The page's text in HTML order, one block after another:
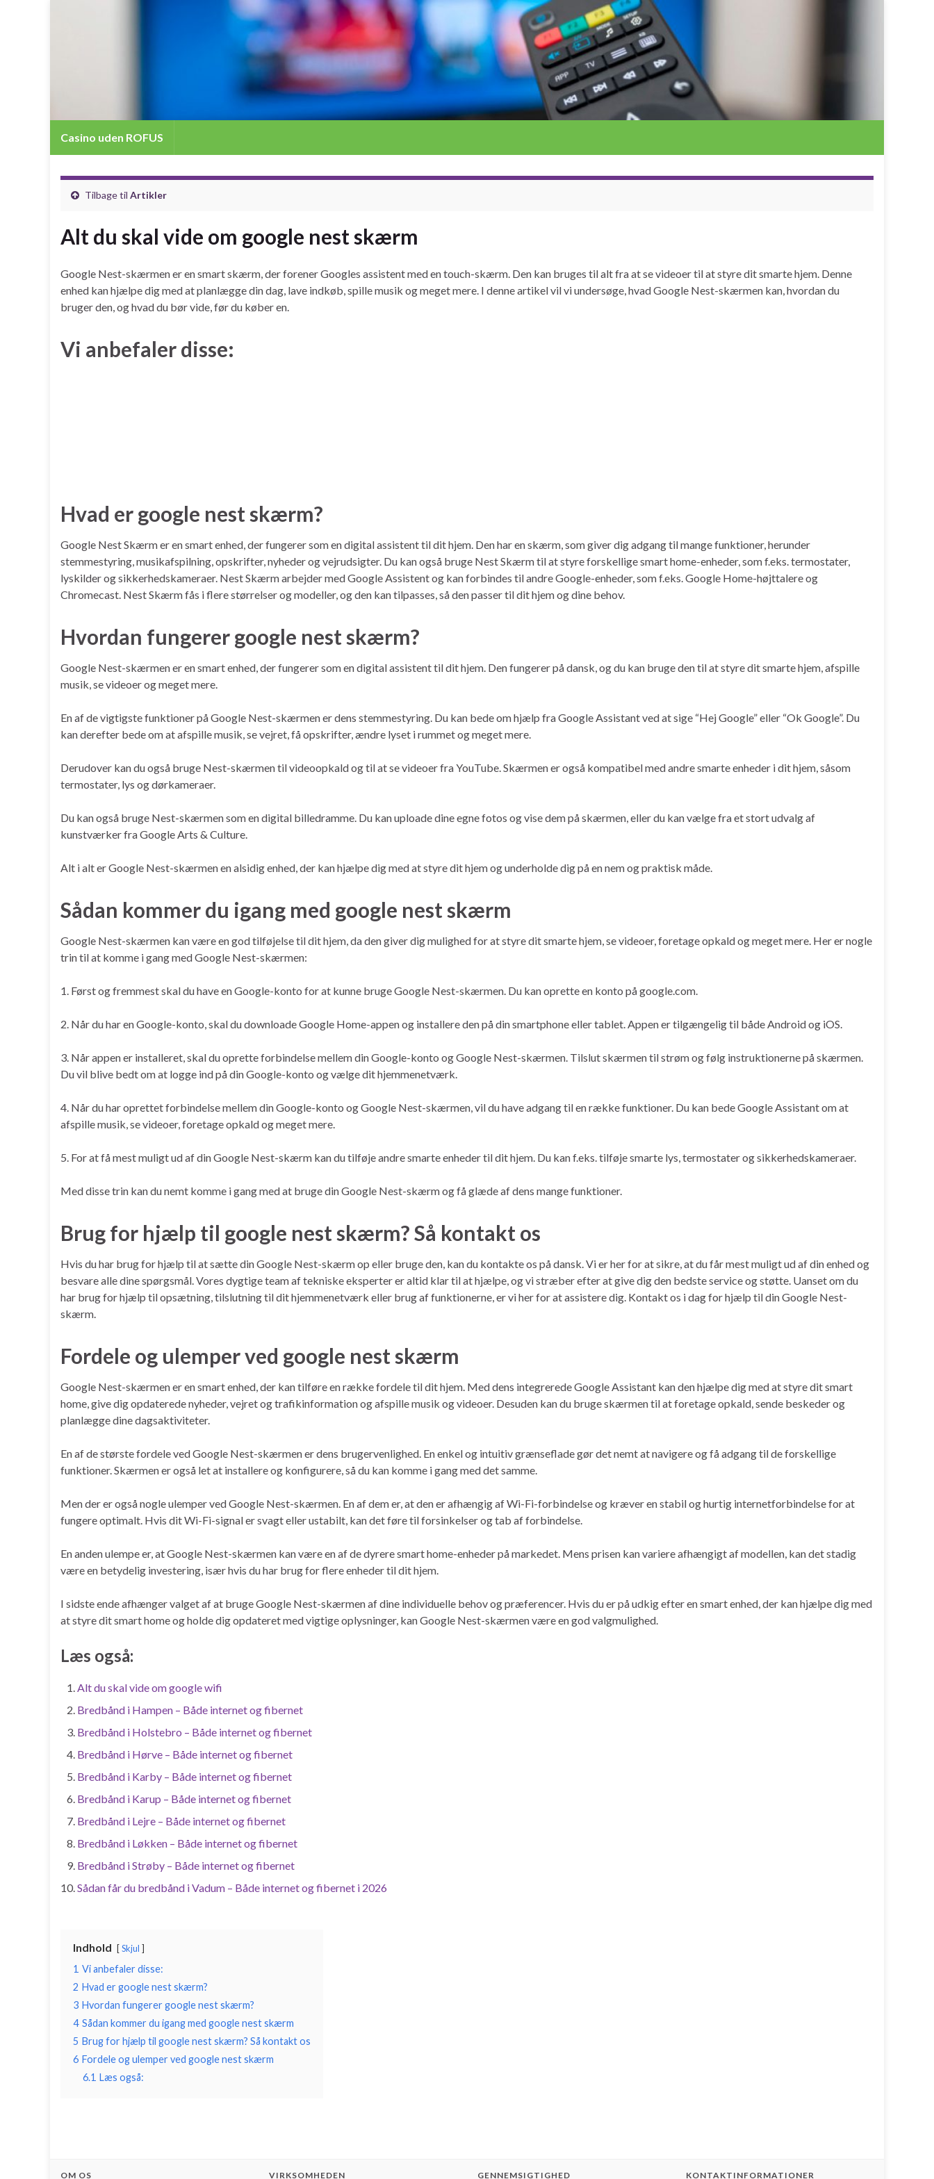
Casino uden ROFUS
Tilbage til Artikler
Alt du skal vide om google nest skærm
Google Nest-skærmen er en smart skærm, der forener Googles assistent med en touch-skærm. Den kan bruges til alt fra at se videoer til at styre dit smarte hjem. Denne
enhed kan hjælpe dig med at planlægge din dag, lave indkøb, spille musik og meget mere. I denne artikel vil vi undersøge, hvad Google Nest-skærmen kan, hvordan du
bruger den, og hvad du bør vide, før du køber en.
Vi anbefaler disse:
Hvad er google nest skærm?
Google Nest Skærm er en smart enhed, der fungerer som en digital assistent til dit hjem. Den har en skærm, som giver dig adgang til mange funktioner, herunder
stemmestyring, musikafspilning, opskrifter, nyheder og vejrudsigter. Du kan også bruge Nest Skærm til at styre forskellige smart home-enheder, som f.eks. termostater,
lyskilder og sikkerhedskameraer. Nest Skærm arbejder med Google Assistent og kan forbindes til andre Google-enheder, som f.eks. Google Home-højttalere og
Chromecast. Nest Skærm fås i flere størrelser og modeller, og den kan tilpasses, så den passer til dit hjem og dine behov.
Hvordan fungerer google nest skærm?
Google Nest-skærmen er en smart enhed, der fungerer som en digital assistent til dit hjem. Den fungerer på dansk, og du kan bruge den til at styre dit smarte hjem, afspille
musik, se videoer og meget mere.
En af de vigtigste funktioner på Google Nest-skærmen er dens stemmestyring. Du kan bede om hjælp fra Google Assistant ved at sige “Hej Google” eller “Ok Google”. Du
kan derefter bede om at afspille musik, se vejret, få opskrifter, ændre lyset i rummet og meget mere.
Derudover kan du også bruge Nest-skærmen til videoopkald og til at se videoer fra YouTube. Skærmen er også kompatibel med andre smarte enheder i dit hjem, såsom
termostater, lys og dørkameraer.
Du kan også bruge Nest-skærmen som en digital billedramme. Du kan uploade dine egne fotos og vise dem på skærmen, eller du kan vælge fra et stort udvalg af
kunstværker fra Google Arts & Culture.
Alt i alt er Google Nest-skærmen en alsidig enhed, der kan hjælpe dig med at styre dit hjem og underholde dig på en nem og praktisk måde.
Sådan kommer du igang med google nest skærm
Google Nest-skærmen kan være en god tilføjelse til dit hjem, da den giver dig mulighed for at styre dit smarte hjem, se videoer, foretage opkald og meget mere. Her er nogle
trin til at komme i gang med Google Nest-skærmen:
1. Først og fremmest skal du have en Google-konto for at kunne bruge Google Nest-skærmen. Du kan oprette en konto på google.com.
2. Når du har en Google-konto, skal du downloade Google Home-appen og installere den på din smartphone eller tablet. Appen er tilgængelig til både Android og iOS.
3. Når appen er installeret, skal du oprette forbindelse mellem din Google-konto og Google Nest-skærmen. Tilslut skærmen til strøm og følg instruktionerne på skærmen.
Du vil blive bedt om at logge ind på din Google-konto og vælge dit hjemmenetværk.
4. Når du har oprettet forbindelse mellem din Google-konto og Google Nest-skærmen, vil du have adgang til en række funktioner. Du kan bede Google Assistant om at
afspille musik, se videoer, foretage opkald og meget mere.
5. For at få mest muligt ud af din Google Nest-skærm kan du tilføje andre smarte enheder til dit hjem. Du kan f.eks. tilføje smarte lys, termostater og sikkerhedskameraer.
Med disse trin kan du nemt komme i gang med at bruge din Google Nest-skærm og få glæde af dens mange funktioner.
Brug for hjælp til google nest skærm? Så kontakt os
Hvis du har brug for hjælp til at sætte din Google Nest-skærm op eller bruge den, kan du kontakte os på dansk. Vi er her for at sikre, at du får mest muligt ud af din enhed og
besvare alle dine spørgsmål. Vores dygtige team af tekniske eksperter er altid klar til at hjælpe, og vi stræber efter at give dig den bedste service og støtte. Uanset om du
har brug for hjælp til opsætning, tilslutning til dit hjemmenetværk eller brug af funktionerne, er vi her for at assistere dig. Kontakt os i dag for hjælp til din Google Nest-
skærm.
Fordele og ulemper ved google nest skærm
Google Nest-skærmen er en smart enhed, der kan tilføre en række fordele til dit hjem. Med dens integrerede Google Assistant kan den hjælpe dig med at styre dit smart
home, give dig opdaterede nyheder, vejret og trafikinformation og afspille musik og videoer. Desuden kan du bruge skærmen til at foretage opkald, sende beskeder og
planlægge dine dagsaktiviteter.
En af de største fordele ved Google Nest-skærmen er dens brugervenlighed. En enkel og intuitiv grænseflade gør det nemt at navigere og få adgang til de forskellige
funktioner. Skærmen er også let at installere og konfigurere, så du kan komme i gang med det samme.
Men der er også nogle ulemper ved Google Nest-skærmen. En af dem er, at den er afhængig af Wi-Fi-forbindelse og kræver en stabil og hurtig internetforbindelse for at
fungere optimalt. Hvis dit Wi-Fi-signal er svagt eller ustabilt, kan det føre til forsinkelser og tab af forbindelse.
En anden ulempe er, at Google Nest-skærmen kan være en af de dyrere smart home-enheder på markedet. Mens prisen kan variere afhængigt af modellen, kan det stadig
være en betydelig investering, især hvis du har brug for flere enheder til dit hjem.
I sidste ende afhænger valget af at bruge Google Nest-skærmen af dine individuelle behov og præferencer. Hvis du er på udkig efter en smart enhed, der kan hjælpe dig med
at styre dit smart home og holde dig opdateret med vigtige oplysninger, kan Google Nest-skærmen være en god valgmulighed.
Læs også:
Alt du skal vide om google wifi
Bredbånd i Hampen – Både internet og fibernet
Bredbånd i Holstebro – Både internet og fibernet
Bredbånd i Hørve – Både internet og fibernet
Bredbånd i Karby – Både internet og fibernet
Bredbånd i Karup – Både internet og fibernet
Bredbånd i Lejre – Både internet og fibernet
Bredbånd i Løkken – Både internet og fibernet
Bredbånd i Strøby – Både internet og fibernet
Sådan får du bredbånd i Vadum – Både internet og fibernet i 2026
Indhold Skjul
1 Vi anbefaler disse:
2 Hvad er google nest skærm?
3 Hvordan fungerer google nest skærm?
4 Sådan kommer du igang med google nest skærm
5 Brug for hjælp til google nest skærm? Så kontakt os
6 Fordele og ulemper ved google nest skærm
6.1 Læs også:
OM OS VIRKSOMHEDEN GENNEMSIGTIGHED KONTAKTINFORMATIONER